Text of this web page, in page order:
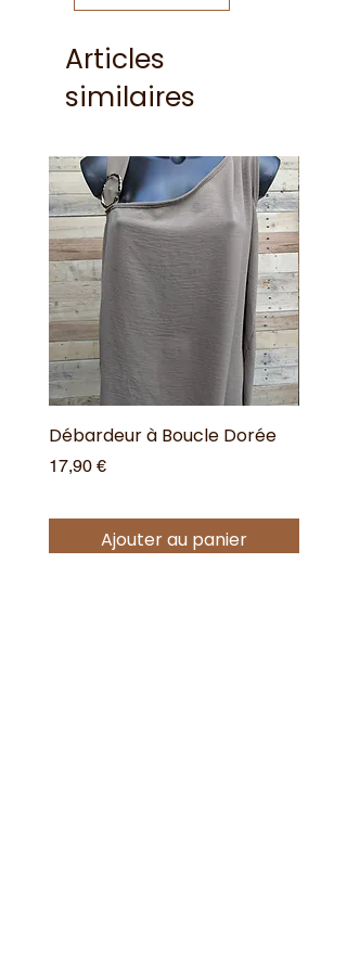
Articles
similaires
Débardeur à Boucle Dorée
Prix
17,90 €
Ajouter au panier